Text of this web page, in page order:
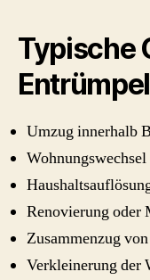
Typische
Umzug innerhalb
Renovierung oder
Zusammenzug
Verkleinerung der